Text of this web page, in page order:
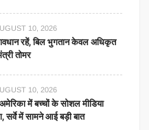
10, 2026
रहें, बिल भुगतान केवल अधिकृत
तोमर
10, 2026
में बच्चों के सोशल मीडिया
सर्वे में सामने आई बड़ी बात